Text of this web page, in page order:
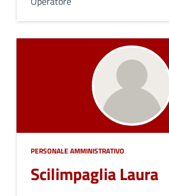
PERSONALE AMMINISTRATIVO
Scilimpaglia Laura